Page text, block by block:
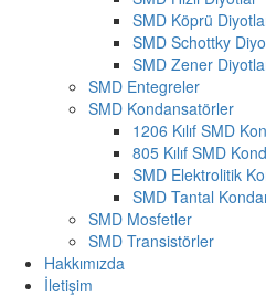
SMD Köprü
SMD Schottky
SMD Zener
SMD Entegreler
SMD Kondansatörler
1206 Kılıf SMD
805 Kılıf SMD
SMD Elektrolitik
SMD Tantal
SMD Mosfetler
SMD Transistörler
Hakkımızda
İletişim